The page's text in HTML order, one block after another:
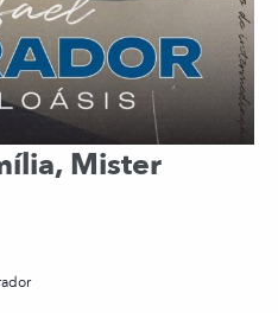
Mister